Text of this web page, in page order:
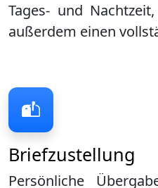
Briefzustellung
Persönliche
Tages- und
außerdem einen